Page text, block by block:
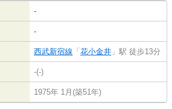
-
-
西武新宿線 「 花小金井 」駅 徒歩13分
-(-)
1975年 1月(築51年)